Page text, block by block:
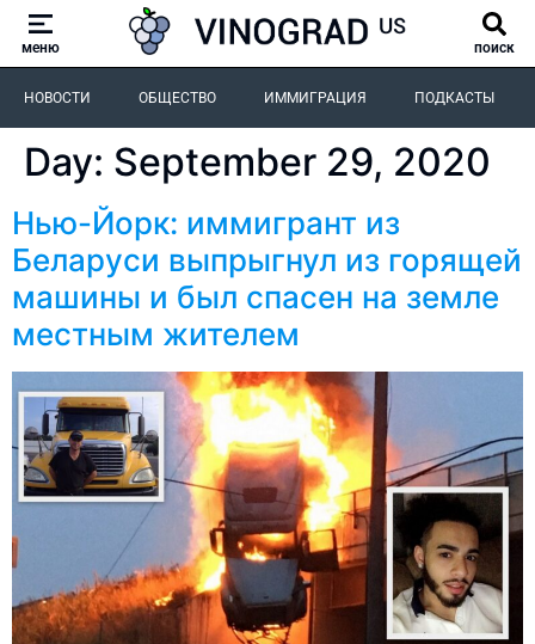
меню поиск
НОВОСТИ ОБЩЕСТВО ИММИГРАЦИЯ ПОДКАСТЫ
Day: September 29, 2020
Нью-Йорк: иммигрант из
Беларуси выпрыгнул из горящей
машины и был спасен на земле
местным жителем